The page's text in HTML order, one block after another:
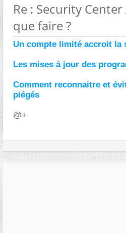
Re : Security
que faire ?
Un compte limité accroit la
Les mises à jour des
Comment reconnaitre et
piégés
@+